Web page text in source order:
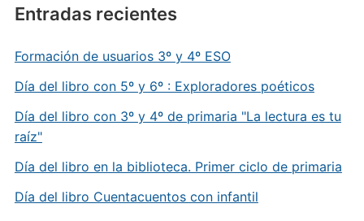
Entradas recientes
Formación de usuarios 3º y 4º ESO
Día del libro con 5º y 6º : Exploradores poéticos
Día del libro con 3º y 4º de primaria "La lectura es tu
raíz"
Día del libro en la biblioteca. Primer ciclo de primaria
Día del libro Cuentacuentos con infantil